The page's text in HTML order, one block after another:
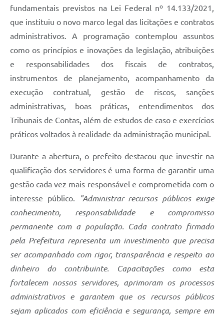
fundamentais previstos na Lei Federal nº 14.133/2021,
que instituiu o novo marco legal das licitações e contratos
administrativos. A programação contemplou assuntos
como os princípios e inovações da legislação, atribuições
e responsabilidades dos fiscais de contratos,
instrumentos de planejamento, acompanhamento da
execução contratual, gestão de riscos, sanções
administrativas, boas práticas, entendimentos dos
Tribunais de Contas, além de estudos de caso e exercícios
práticos voltados à realidade da administração municipal.
Durante a abertura, o prefeito destacou que investir na
qualificação dos servidores é uma forma de garantir uma
gestão cada vez mais responsável e comprometida com o
interesse público.
"Administrar recursos públicos exige
conhecimento, responsabilidade e compromisso
permanente com a população. Cada contrato firmado
pela Prefeitura representa um investimento que precisa
ser acompanhado com rigor, transparência e respeito ao
dinheiro do contribuinte. Capacitações como esta
fortalecem nossos servidores, aprimoram os processos
administrativos e garantem que os recursos públicos
sejam aplicados com eficiência e segurança, sempre em